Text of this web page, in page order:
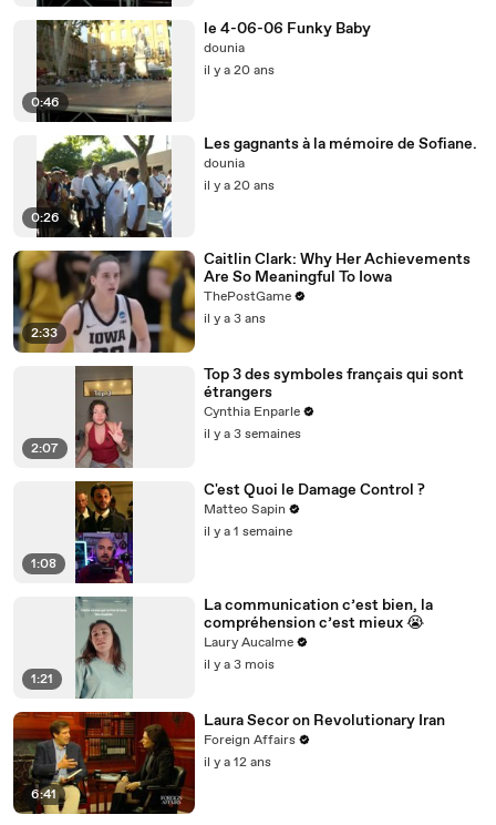
0:46
le 4-06-06 Funky Baby
dounia
il y a 20 ans
0:26
Les gagnants à la mémoire de Sofiane.
dounia
il y a 20 ans
2:33
Caitlin Clark: Why Her Achievements
Are So Meaningful To Iowa
ThePostGame
il y a 3 ans
2:07
Top 3 des symboles français qui sont
étrangers
Cynthia Enparle
il y a 3 semaines
1:08
C'est Quoi le Damage Control ?
Matteo Sapin
il y a 1 semaine
1:21
La communication c’est bien, la
compréhension c’est mieux 😭
Laury Aucalme
il y a 3 mois
6:41
Laura Secor on Revolutionary Iran
Foreign Affairs
il y a 12 ans